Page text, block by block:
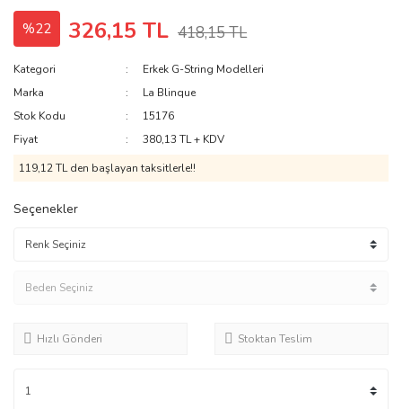
%22 326,15 TL 418,15 TL
Kategori
Erkek G-String Modelleri
Marka
La Blinque
Stok Kodu
15176
Fiyat
380,13 TL + KDV
119,12 TL den başlayan taksitlerle!!
Seçenekler
Hızlı Gönderi Stoktan Teslim